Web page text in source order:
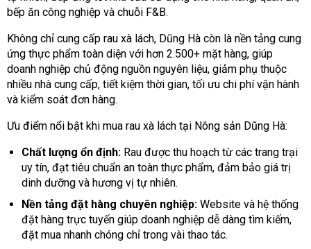
bếp ăn công nghiệp và chuỗi F&B.
Không chỉ cung cấp rau xà lách, Dũng Hà còn là nền tảng cung
ứng thực phẩm toàn diện với hơn 2.500+ mặt hàng, giúp
doanh nghiệp chủ động nguồn nguyên liệu, giảm phụ thuộc
nhiều nhà cung cấp, tiết kiệm thời gian, tối ưu chi phí vận hành
và kiểm soát đơn hàng.
Ưu điểm nổi bật khi mua rau xà lách tại Nông sản Dũng Hà:
Chất lượng ổn định:Rau được thu hoạch từ các trang trại
uy tín, đạt tiêu chuẩn an toàn thực phẩm, đảm bảo giá trị
dinh dưỡng và hương vị tự nhiên.
Nền tảng đặt hàng chuyên nghiệp:Website và hệ thống
đặt hàng trực tuyến giúp doanh nghiệp dễ dàng tìm kiếm,
đặt mua nhanh chóng chỉ trong vài thao tác.